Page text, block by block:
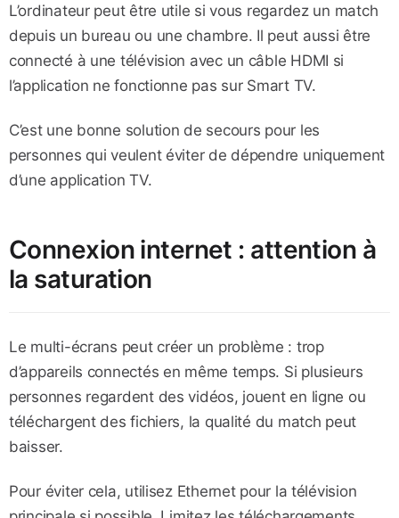
L’ordinateur peut être utile si vous regardez un match
depuis un bureau ou une chambre. Il peut aussi être
connecté à une télévision avec un câble HDMI si
l’application ne fonctionne pas sur Smart TV.
C’est une bonne solution de secours pour les
personnes qui veulent éviter de dépendre uniquement
d’une application TV.
Connexion internet : attention à
la saturation
Le multi-écrans peut créer un problème : trop
d’appareils connectés en même temps. Si plusieurs
personnes regardent des vidéos, jouent en ligne ou
téléchargent des fichiers, la qualité du match peut
baisser.
Pour éviter cela, utilisez Ethernet pour la télévision